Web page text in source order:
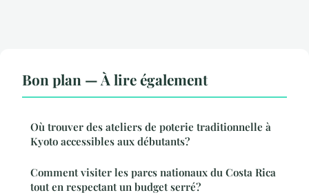
Bon plan — À lire également
Où trouver des ateliers de poterie traditionnelle à
Kyoto accessibles aux débutants?
Comment visiter les parcs nationaux du Costa Rica
tout en respectant un budget serré?